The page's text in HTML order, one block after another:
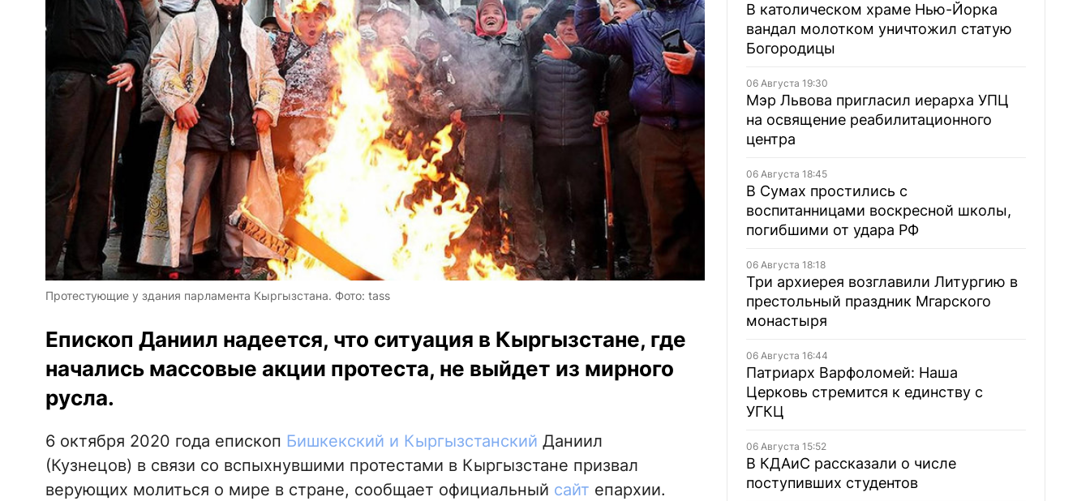
Протестующие у здания парламента Кыргызстана. Фото: tass
Епископ Даниил надеется, что ситуация в Кыргызстане, где
начались массовые акции протеста, не выйдет из мирного
русла.
6 октября 2020 года епископ Бишкекский и Кыргызстанский Даниил
(Кузнецов) в связи со вспыхнувшими протестами в Кыргызстане призвал
верующих молиться о мире в стране, сообщает официальный сайт епархии.
В католическом храме Нью-Йорка
вандал молотком уничтожил статую
Богородицы
06 Августа 19:30
Мэр Львова пригласил иерарха УПЦ
на освящение реабилитационного
центра
06 Августа 18:45
В Сумах простились с
воспитанницами воскресной школы,
погибшими от удара РФ
06 Августа 18:18
Три архиерея возглавили Литургию в
престольный праздник Мгарского
монастыря
06 Августа 16:44
Патриарх Варфоломей: Наша
Церковь стремится к единству с
УГКЦ
06 Августа 15:52
В КДАиС рассказали о числе
поступивших студентов